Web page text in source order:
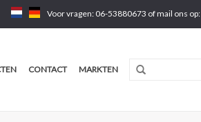
Voor vragen: 06-53880673 of mail ons op:
CONTACT MARKTEN